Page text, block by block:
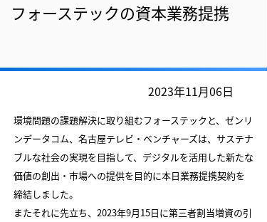
フォーステックの資本業務提携
2023年11月06日
環境問題の課題解決に取り組むフォーステックと、ゼンリ
ンデータコム、名古屋テレビ・ベンチャーズは、サステナ
ブルな社会の実現を目指して、デジタルを活用した新たな
価値の創出・市場への提供を目的に本日業務提携契約を
締結しました。
またそれに先立ち、2023年9月15日に第三者割当増資の引